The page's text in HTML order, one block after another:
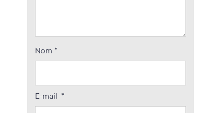
Nom *
E-mail *